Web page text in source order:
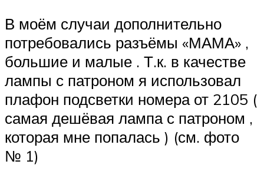
В моём случаи дополнительно
потребовались разъёмы «МАМА» ,
большие и малые . Т.к. в качестве
лампы с патроном я использовал
плафон подсветки номера от 2105 (
самая дешёвая лампа с патроном ,
которая мне попалась ) (см. фото
№ 1)